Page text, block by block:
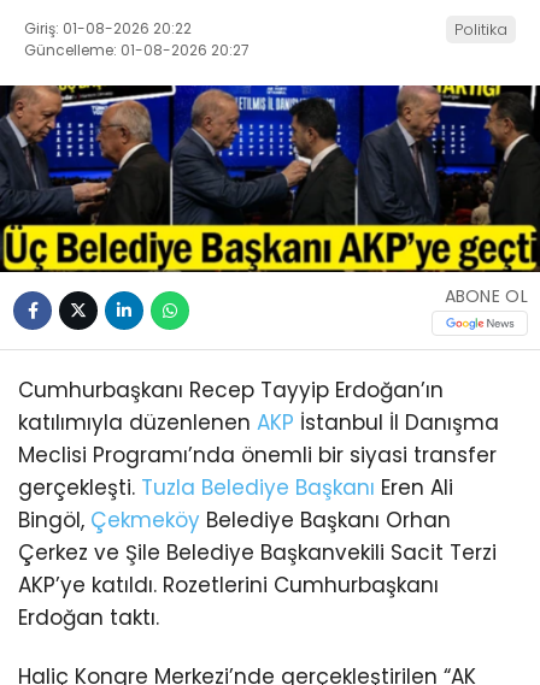
Giriş: 01-08-2026 20:22
Güncelleme: 01-08-2026 20:27
Politika
ABONE OL
Cumhurbaşkanı Recep Tayyip Erdoğan’ın
katılımıyla düzenlenen AKP İstanbul İl Danışma
Meclisi Programı’nda önemli bir siyasi transfer
gerçekleşti. Tuzla Belediye Başkanı Eren Ali
Bingöl, Çekmeköy Belediye Başkanı Orhan
Çerkez ve Şile Belediye Başkanvekili Sacit Terzi
AKP’ye katıldı. Rozetlerini Cumhurbaşkanı
Erdoğan taktı.
Haliç Kongre Merkezi’nde gerçekleştirilen “AK